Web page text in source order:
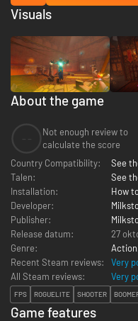
About the game
Not enough review to
calculate the score
Country Compatibility:
See
Talen:
See
Installation:
How
Developer:
Publisher:
Release datum:
27
Genre:
Action
Recent Steam reviews:
Very
All Steam reviews:
Very
FPS ROGUELITE SHOOTER
Visuals
Game features